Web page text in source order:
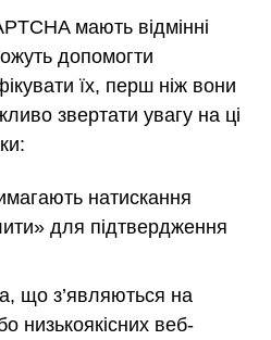
мають відмінні
допомогти
їх, перш ніж вони
звертати увагу на ці
натискання
для підтвердження
що з’являються на
низькоякісних веб-